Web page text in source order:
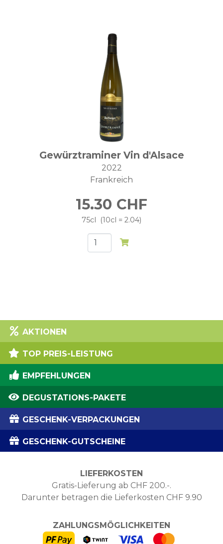
Gewürztraminer Vin d'Alsace
2022
Frankreich
15.30 CHF
75cl 10cl = 2.04
AKTIONEN
TOP PREIS-LEISTUNG
EMPFEHLUNGEN
DEGUSTATIONS-PAKETE
GESCHENK-VERPACKUNGEN
GESCHENK-GUTSCHEINE
LIEFERKOSTEN
Gratis-Lieferung ab CHF 200.-.
Darunter betragen die Lieferkosten CHF 9.90
ZAHLUNGSMÖGLICHKEITEN